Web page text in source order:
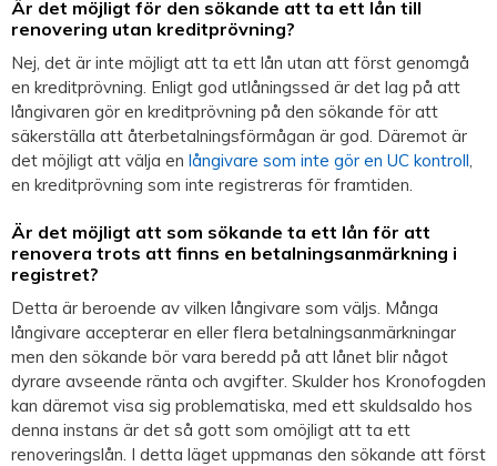
Är det möjligt för den sökande att ta ett lån till
renovering utan kreditprövning?
Nej, det är inte möjligt att ta ett lån utan att först genomgå
en kreditprövning. Enligt god utlåningssed är det lag på att
långivaren gör en kreditprövning på den sökande för att
säkerställa att återbetalningsförmågan är god. Däremot är
det möjligt att välja en långivare som inte gör en UC kontroll
en kreditprövning som inte registreras för framtiden.
Är det möjligt att som sökande ta ett lån för att
renovera trots att finns en betalningsanmärkning i
registret?
Detta är beroende av vilken långivare som väljs. Många
långivare accepterar en eller flera betalningsanmärkningar
men den sökande bör vara beredd på att lånet blir något
dyrare avseende ränta och avgifter. Skulder hos Kronofogden
kan däremot visa sig problematiska, med ett skuldsaldo hos
denna instans är det så gott som omöjligt att ta ett
renoveringslån. I detta läget uppmanas den sökande att först